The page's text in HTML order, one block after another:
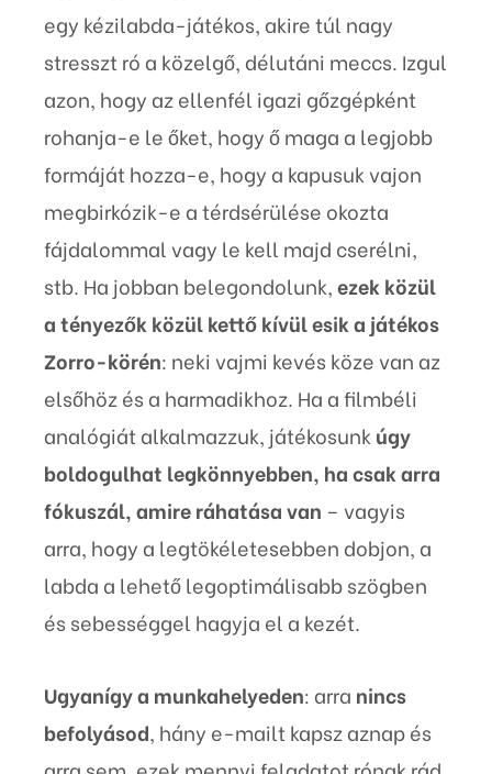
egy kézilabda-játékos, akire túl nagy
stresszt ró a közelgő, délutáni meccs. Izgul
azon, hogy az ellenfél igazi gőzgépként
rohanja-e le őket, hogy ő maga a legjobb
formáját hozza-e, hogy a kapusuk vajon
megbirkózik-e a térdsérülése okozta
fájdalommal vagy le kell majd cserélni,
stb. Ha jobban belegondolunk,ezek közül
a tényezők közül kettő kívül esik a játékos
Zorro-körén: neki vajmi kevés köze van az
elsőhöz és a harmadikhoz. Ha a filmbéli
analógiát alkalmazzuk, játékosunk úgy
boldogulhat legkönnyebben, ha csak arra
fókuszál, amire ráhatása van – vagyis
arra, hogy a legtökéletesebben dobjon, a
labda a lehető legoptimálisabb szögben
és sebességgel hagyja el a kezét.
Ugyanígy a munkahelyeden: arra nincs
befolyásod, hány e-mailt kapsz aznap és